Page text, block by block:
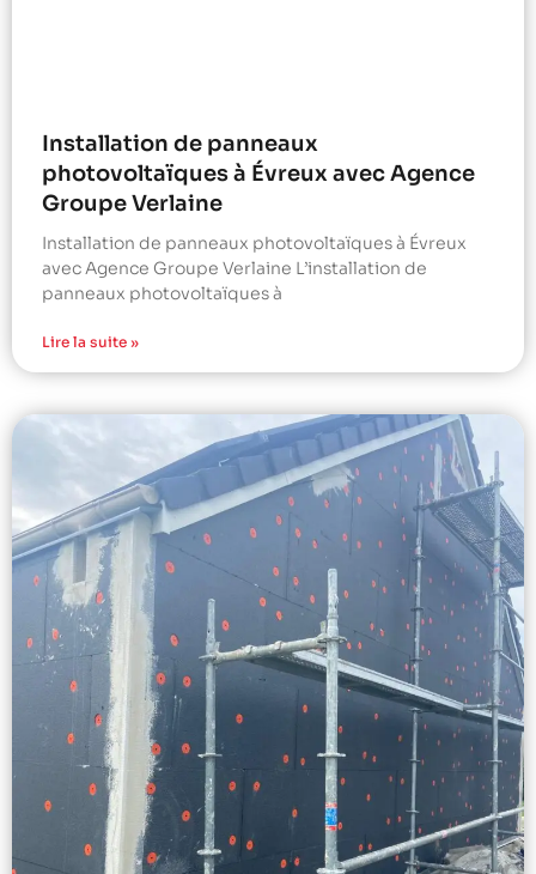
Installation de panneaux
photovoltaïques à Évreux avec Agence
Groupe Verlaine
Installation de panneaux photovoltaïques à Évreux
avec Agence Groupe Verlaine L’installation de
panneaux photovoltaïques à
Lire la suite »